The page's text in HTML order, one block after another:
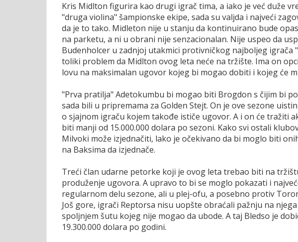
Kris Midlton figurira kao drugi igrač tima, a iako je već duže
"druga violina" šampionske ekipe, sada su valjda i najveći
da je to tako. Midleton nije u stanju da kontinuirano bude
na parketu, a ni u obrani nije senzacionalan. Nije uspeo da
Budenholcer u zadnjoj utakmici protivničkog najboljeg igrača
toliki problem da Midlton ovog leta neće na tržište. Ima on
lovu na maksimalan ugovor kojeg bi mogao dobiti i kojeg će
"Prva pratilja" Adetokumbu bi mogao biti Brogdon s čijim bi
sada bili u pripremama za Golden Stejt. On je ove sezone
o sjajnom igraču kojem takođe ističe ugovor. A i on će tražiti
biti manji od 15.000.000 dolara po sezoni. Kako svi ostali
Milvoki može izjednačiti, lako je očekivano da bi moglo biti
na Baksima da izjednače.
Treći član udarne petorke koji je ovog leta trebao biti na
produženje ugovora. A upravo to bi se moglo pokazati i
regularnom delu sezone, ali u plej-ofu, a posebno protiv
Još gore, igrači Reptorsa nisu uopšte obraćali pažnju na
spoljnjem šutu kojeg nije mogao da ubode. A taj Bledso je
19.300.000 dolara po godini.